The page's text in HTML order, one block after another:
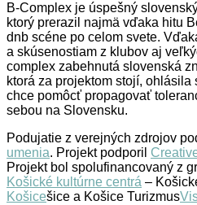
B-Complex je úspešný
ktorý prerazil najmä vďaka hitu
dnb scéne po celom svete.
a skúsenostiam z klubov aj
complex zabehnutá slovenská
ktorá za projektom stojí,
chce pomôcť propagovať
sebou na Slovensku.
Podujatie z verejných zdrojov
umenia. Projekt podporil
Projekt bol spolufinancovaný z
Košické kultúrne centrá –
Košicešice a Košice Turizmus